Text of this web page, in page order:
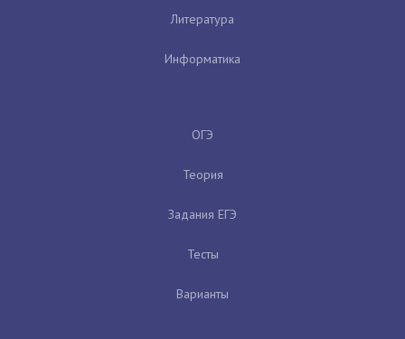
Литература
Информатика
ОГЭ
Теория
Задания ЕГЭ
Тесты
Варианты